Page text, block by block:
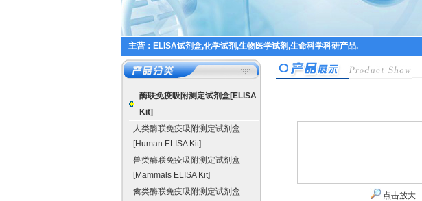
主营：ELISA试剂盒,化学试剂,生物医学试剂,生命科学科研产品.
酶联免疫吸附测定试剂盒[ELISA
Kit]
人类酶联免疫吸附测定试剂盒
[Human ELISA Kit]
兽类酶联免疫吸附测定试剂盒
[Mammals ELISA Kit]
禽类酶联免疫吸附测定试剂盒
点击放大